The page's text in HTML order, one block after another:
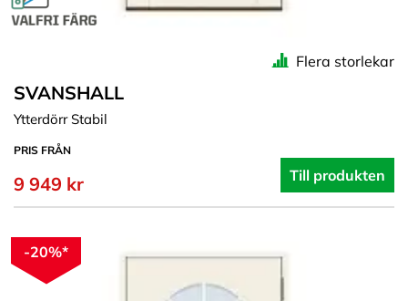
Flera storlekar
SVANSHALL
Ytterdörr Stabil
PRIS FRÅN
9 949 kr Till produkten
-20%*